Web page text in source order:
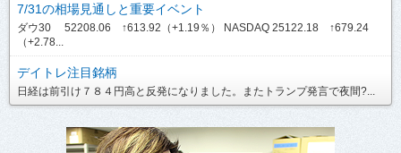
7/31の相場見通しと重要イベント
ダウ30 52208.06 ↑613.92（+1.19％） NASDAQ 25122.18 ↑679.24
（+2.78...
デイトレ注目銘柄
日経は前引け７８４円高と反発になりました。またトランプ発言で夜間?...